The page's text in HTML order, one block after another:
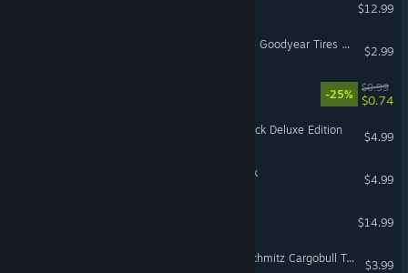
$12.99
American Truck Simulator - Goodyear Tires Pack
$2.99
-25%
$0.99
$0.74
Tyranny - Official Soundtrack Deluxe Edition
$4.99
Terraria: Official Soundtrack
$4.99
$14.99
Euro Truck Simulator 2 - Schmitz Cargobull Trailer Pack
$3.99